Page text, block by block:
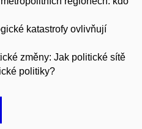
katastrofy ovlivňují
změny: Jak politické sítě
politiky?